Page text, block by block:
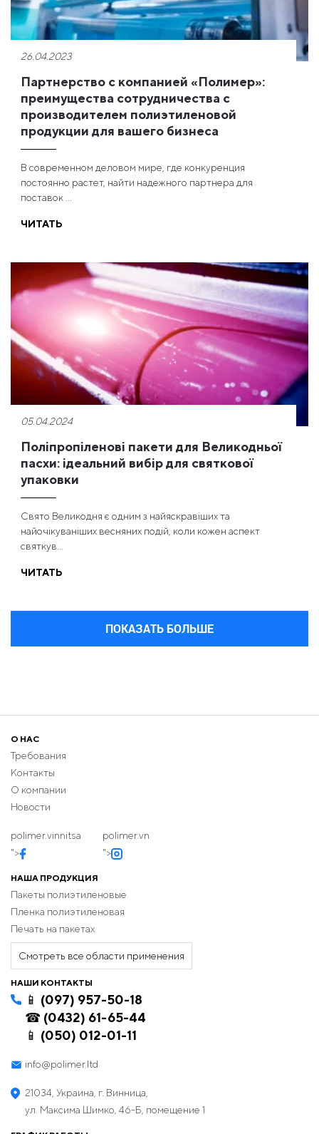
26.04.2023
Партнерство с компанией «Полимер»:
преимущества сотрудничества с
производителем полиэтиленовой
продукции для вашего бизнеса
В современном деловом мире, где конкуренция
постоянно растет, найти надежного партнера для
поставок ...
ЧИТАТЬ
05.04.2024
Поліпропіленові пакети для Великодньої
пасхи: ідеальний вибір для святкової
упаковки
Свято Великодня є одним з найяскравіших та
найочікуваніших весняних подій, коли кожен аспект
святкув...
ЧИТАТЬ
ПОКАЗАТЬ БОЛЬШЕ
О НАС
Требования
Контакты
О компании
Новости
polimer.vinnitsa
">
polimer.vn
">
НАША ПРОДУКЦИЯ
Пакеты полиэтиленовые
Пленка полиэтиленовая
Печать на пакетах
Смотреть все области применения
НАШИ КОНТАКТЫ
📱 (097) 957-50-18
☎ (0432) 61-65-44
📱 (050) 012-01-11
info@polimer.ltd
21034, Украина, г. Винница,
ул. Максима Шимко, 46-Б, помещение 1